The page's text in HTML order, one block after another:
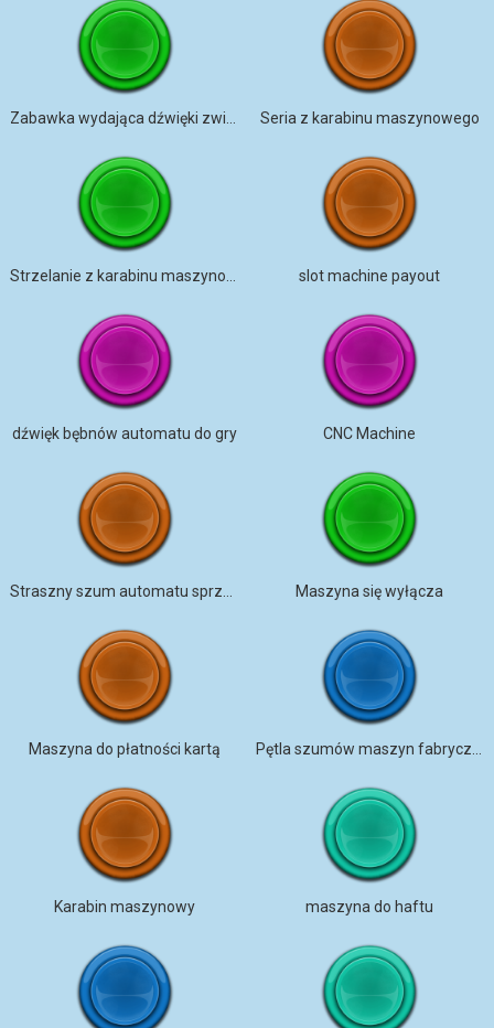
Seria z karabinu maszynowego
slot machine payout
dźwięk bębnów automatu do gry CNC Machine
Maszyna się wyłącza
Maszyna do płatności kartą
Karabin maszynowy maszyna do haftu